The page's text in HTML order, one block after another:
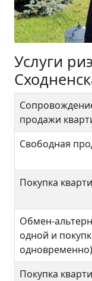
Услуги
продажи
Свободная
Покупка
Обмен-
одной и
одновременно)
Покупка